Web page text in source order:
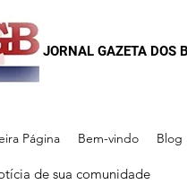
JORNAL GAZETA DOS
Página Bem-vindo Blog
de sua comunidade